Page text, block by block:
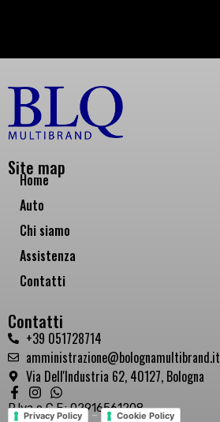
Site map
Home
Auto
Chi siamo
Assistenza
Contatti
Contatti
+39 051728714
amministrazione@bolognamultibrand.it
Via Dell'Industria 62, 40127, Bologna
P.Iva e C.F.: 02916561208
Privacy Policy - Cookie Policy